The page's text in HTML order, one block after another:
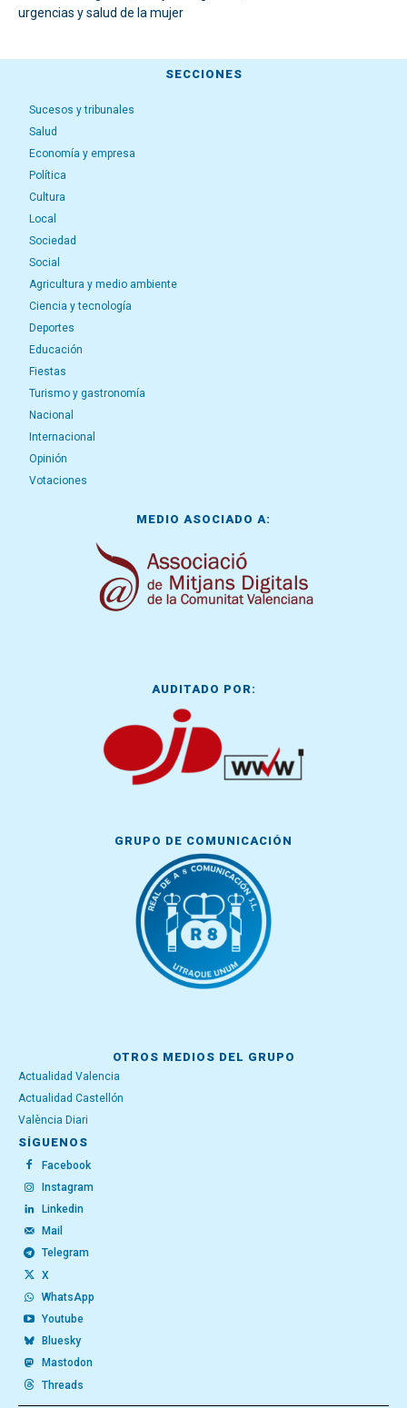
urgencias y salud de la mujer
SECCIONES
Sucesos y tribunales
Salud
Economía y empresa
Política
Cultura
Local
Sociedad
Social
Agricultura y medio ambiente
Ciencia y tecnología
Deportes
Educación
Fiestas
Turismo y gastronomía
Nacional
Internacional
Opinión
Votaciones
MEDIO ASOCIADO A:
AUDITADO POR:
GRUPO DE COMUNICACIÓN
OTROS MEDIOS DEL GRUPO
Actualidad Valencia
Actualidad Castellón
València Diari
SÍGUENOS
Facebook
Instagram
Linkedin
Mail
Telegram
X
WhatsApp
Youtube
Bluesky
Mastodon
Threads